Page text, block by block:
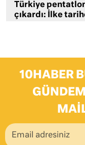
Türkiye
çıkardı: İlke
10HABER